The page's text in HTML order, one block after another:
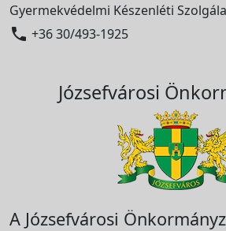
Gyermekvédelmi Készenléti
 +36 30/493-1925
Józsefvárosi
A Józsefvárosi